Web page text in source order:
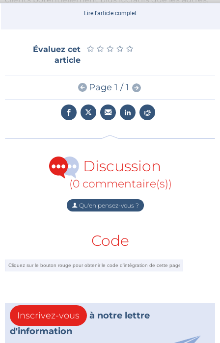
Si la livraison de votre carte microcontrôleur Farduino
neuve : les précieuses résistances qui manquent
sont peut-être incorporées dans les multiples
gadgets de son véhicule.
Selon certaines sources industrielles, cette pénurie
ne sera pas résolue à court terme. Un certain nombre
capacités, mais l’impact sur la pénurie ne devrait pas
début de la prochaine. Maigre consolation : les délais
de livraison des composants passifs « audio » (de quoi
s’agit-il ?) sont pires encore, à en juger par les
tendances édifiantes illustrées par le graphique ci-
ECIA ; EBN online
Lire l'article complet
Évaluez cet
article
★ ★ ★ ★ ★
★ ★ ★ ★ ★
Page 1 / 1
Discussion
(0 commentaire(s))
Qu'en pensez-vous ?
Code
Inscrivez-vous
à notre lettre
d'information